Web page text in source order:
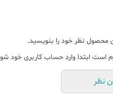
محصول نظر خود را بنویسید.
است ابتدا وارد حساب کاربری خود
نظر